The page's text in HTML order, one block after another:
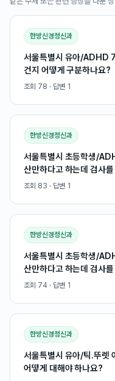
한방신경정신과
서울특별시 유아/ADHD
건지 어떻게 구분하나요?
조회 78 · 답변 1
한방신경정신과
서울특별시 초등학생/
산만하다고 하는데 검사
조회 83 · 답변 1
한방신경정신과
서울특별시 초등학생/
산만하다고 하는데 검사
조회 74 · 답변 1
한방신경정신과
서울특별시 유아/틱.뚜렛
어떻게 대해야 하나요?